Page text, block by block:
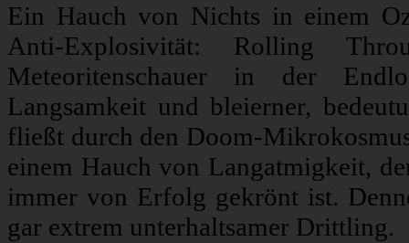
Ein Hauch von Nichts in einem
Anti-Explosivität: Rolling
Meteoritenschauer in der
Langsamkeit und bleierner,
fließt durch den Doom-
einem Hauch von Langatmigkeit,
immer von Erfolg gekrönt ist.
gar extrem unterhaltsamer Drittling.